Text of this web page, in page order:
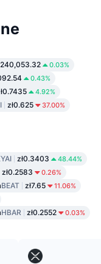
0.03%
0.43%
4.92%
zł0.625 37.00%
zł0.3403 48.44%
zł0.2583 0.26%
BEAT zł7.65 11.06%
HBAR zł0.2552 0.03%